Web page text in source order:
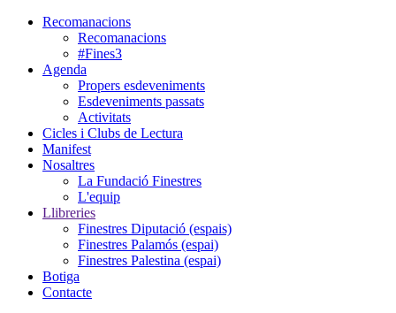
Recomanacions
Recomanacions
#Fines3
Agenda
Propers esdeveniments
Esdeveniments passats
Activitats
Cicles i Clubs de Lectura
Manifest
Nosaltres
La Fundació Finestres
L'equip
Llibreries
Finestres Diputació (espais)
Finestres Palamós (espai)
Finestres Palestina (espai)
Botiga
Contacte